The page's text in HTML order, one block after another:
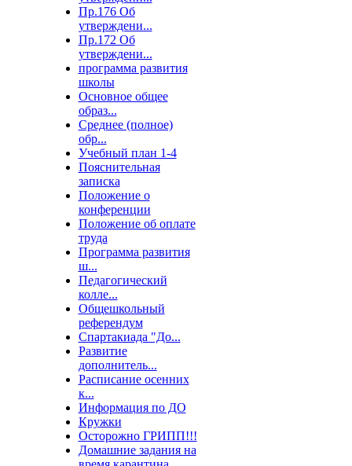
Пр.176 Об
утверждени...
Пр.172 Об
утверждени...
программа развития
школы
Основное общее
образ...
Среднее (полное)
обр...
Учебный план 1-4
Пояснительная
записка
Положение о
конференции
Положение об оплате
труда
Программа развития
ш...
Педагогический
колле...
Общешкольный
референдум
Спартакиада "До...
Развитие
дополнитель...
Расписание осенних
к...
Информация по ДО
Кружки
Осторожно ГРИПП!!!
Домашние задания на